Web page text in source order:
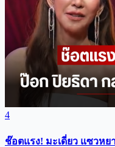
4
ช๊อตแรง! มะเดี่ยว แซวห